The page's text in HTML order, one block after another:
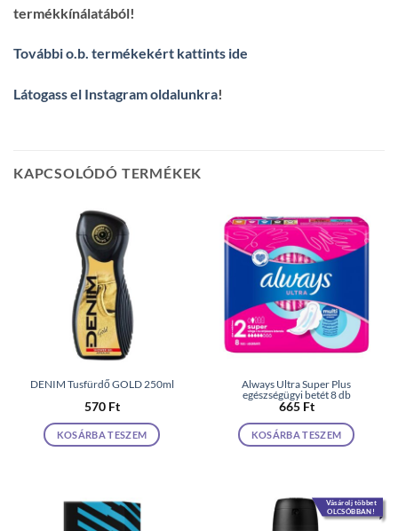
termékkínálatából!
További o.b. termékekért kattints ide
Látogass el Instagram oldalunkra!
KAPCSOLÓDÓ TERMÉKEK
DENIM Tusfürdő GOLD 250ml
570 Ft
KOSÁRBA TESZEM
Always Ultra Super Plus
egészségügyi betét 8 db
665 Ft
KOSÁRBA TESZEM
Vásárolj többet
OLCSÓBBAN!